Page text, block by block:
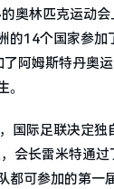
奥林匹克运动
的14个国家参加
阿姆斯特丹奥
。
国际足联决定独
会长雷米特通过
都可参加的第一